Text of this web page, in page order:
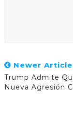
Newer Article
Trump Admite
Nueva Agresión